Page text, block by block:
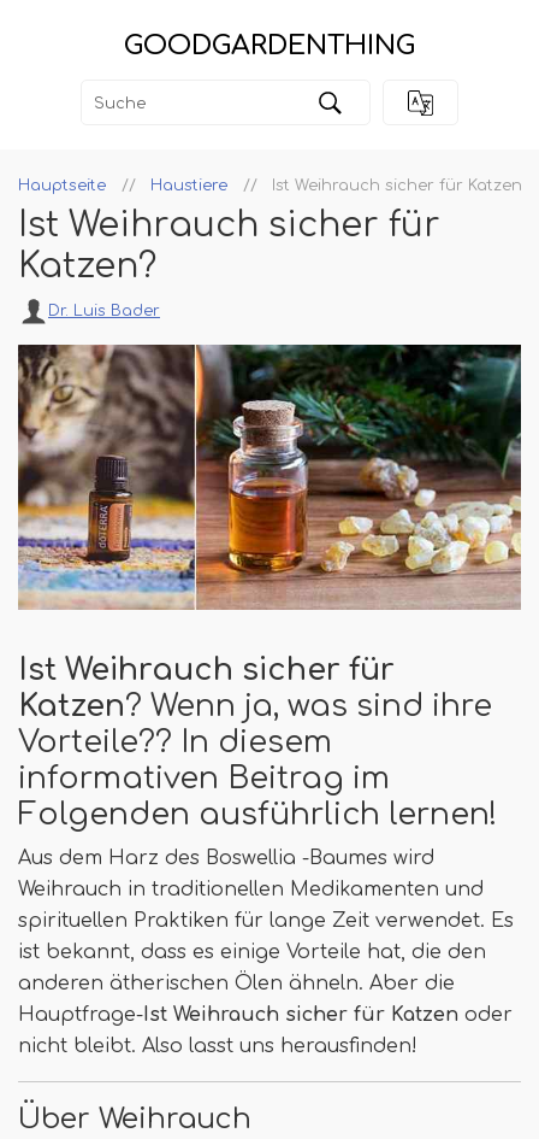
GOODGARDENTHING
Hauptseite Haustiere Ist Weihrauch sicher für Katzen?
Ist Weihrauch sicher für
Katzen?
Dr. Luis Bader
Ist Weihrauch sicher für
Katzen? Wenn ja, was sind ihre
Vorteile?? In diesem
informativen Beitrag im
Folgenden ausführlich lernen!
Aus dem Harz des Boswellia -Baumes wird
Weihrauch in traditionellen Medikamenten und
spirituellen Praktiken für lange Zeit verwendet. Es
ist bekannt, dass es einige Vorteile hat, die den
anderen ätherischen Ölen ähneln. Aber die
Hauptfrage- Ist Weihrauch sicher für Katzen oder
nicht bleibt. Also lasst uns herausfinden!
Über Weihrauch